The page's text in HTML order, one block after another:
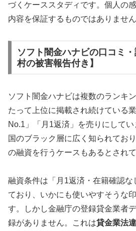
づくケーススタディです。個人の
内容を保証するものではありません
ソフト闇金ハナビの口コミ
村の被害報告付き】
ソフト闇金ハナビは複数のランキ
たって上位に掲載され続けている
No.1」「月1返済」を売りにして
国のブラック層に広く知られてお
の融資を行うケースもあるとされて
融資条件は「月1返済・在籍確認な
ており、いかにも使いやすそうな
す。しかし金融庁の登録貸金業者
録がありません。これは貸金業法